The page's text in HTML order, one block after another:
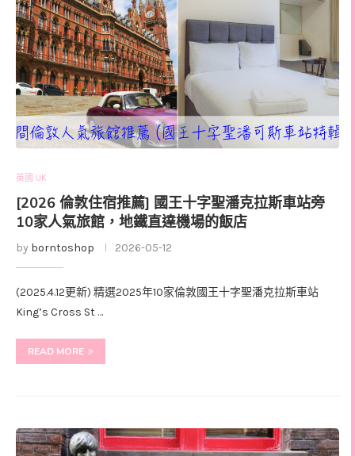
英國 UK
[2026 倫敦住宿推薦] 國王十字聖潘克拉斯車站旁
10家人氣旅館，地鐵直達機場的飯店
by borntoshop 2026-05-12
(2025.4.12更新) 精選2025年10家倫敦國王十字聖潘克拉斯車站
King’s Cross St …
READ MORE